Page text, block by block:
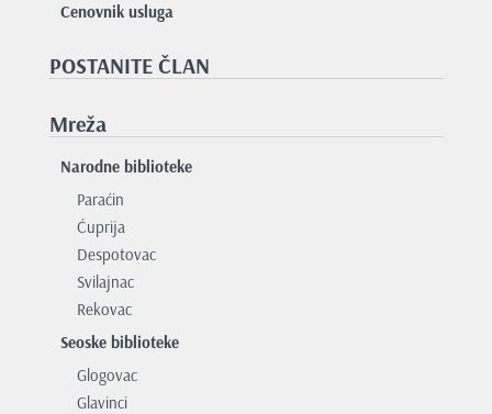
Cenovnik usluga
POSTANITE ČLAN
Mreža
Narodne biblioteke
Paraćin
Ćuprija
Despotovac
Svilajnac
Rekovac
Seoske biblioteke
Glogovac
Glavinci